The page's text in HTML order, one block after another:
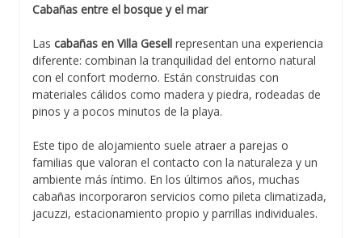
Cabañas entre el bosque y el mar
Las cabañas en Villa Gesell representan una experiencia
diferente: combinan la tranquilidad del entorno natural
con el confort moderno. Están construidas con
materiales cálidos como madera y piedra, rodeadas de
pinos y a pocos minutos de la playa.
Este tipo de alojamiento suele atraer a parejas o
familias que valoran el contacto con la naturaleza y un
ambiente más íntimo. En los últimos años, muchas
cabañas incorporaron servicios como pileta climatizada,
jacuzzi, estacionamiento propio y parrillas individuales.